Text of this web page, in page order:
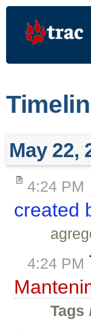
May 22,
4:24 PM
created
4:24 PM
Tags